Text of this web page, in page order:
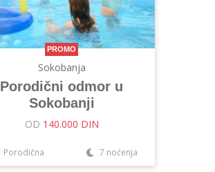
PROMO
Sokobanja
Porodični odmor u
Sokobanji
OD 140.000 DIN
Porodična 7 noćenja